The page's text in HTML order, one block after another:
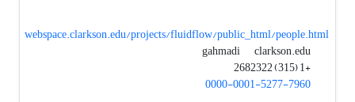
webspace.clarkson.edu/projects/fluidflow/public_html/people.html
gahmadi
clarkson.edu
+1 (315) 2682322
0000-0001-5277-7960